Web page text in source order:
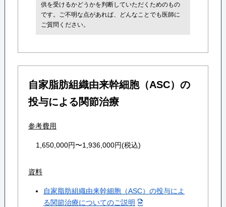
供を受けるかどうかを判断していただくためのもの
です。ご不明な点があれば、どんなことでも医師に
ご質問ください。
自家脂肪組織由来幹細胞（ASC）の
投与による関節治療
参考費用
1,650,000円〜1,936,000円(税込)
資料
自家脂肪組織由来幹細胞（ASC）の投与によ
る関節治療についてのご説明